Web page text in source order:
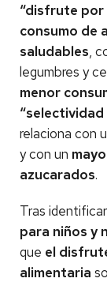
“disfrute por
consumo de
saludables,
legumbres y
menor
relaciona con
y con un
azucarados.
Tras identificar
para niños y
que el
alimentaria